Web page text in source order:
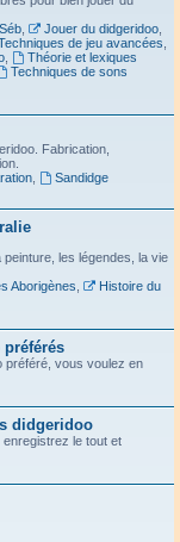
, Jouer du didgeridoo,
de jeu avancées
,
Théorie et lexiques
Techniques de sons
Fabrication,
,
Sandidge
les légendes, la vie
Aborigènes
Histoire du
préféré, vous voulez en
didgeridoo
le tout et